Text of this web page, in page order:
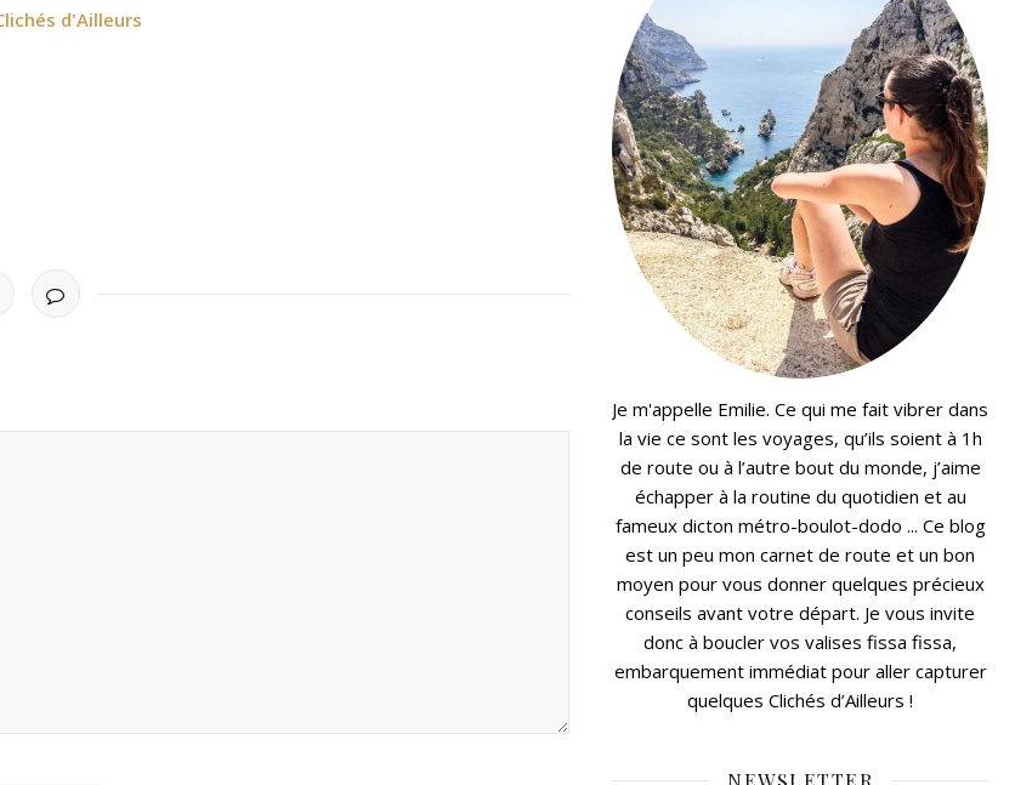
d'Ailleurs
Je m'appelle Emilie. Ce qui me fait vibrer dans
la vie ce sont les voyages, qu’ils soient à 1h
de route ou à l’autre bout du monde, j’aime
échapper à la routine du quotidien et au
fameux dicton métro-boulot-dodo ... Ce blog
est un peu mon carnet de route et un bon
moyen pour vous donner quelques précieux
conseils avant votre départ. Je vous invite
donc à boucler vos valises fissa fissa,
embarquement immédiat pour aller capturer
quelques Clichés d’Ailleurs !